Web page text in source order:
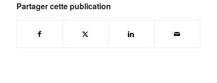
Partager cette publication